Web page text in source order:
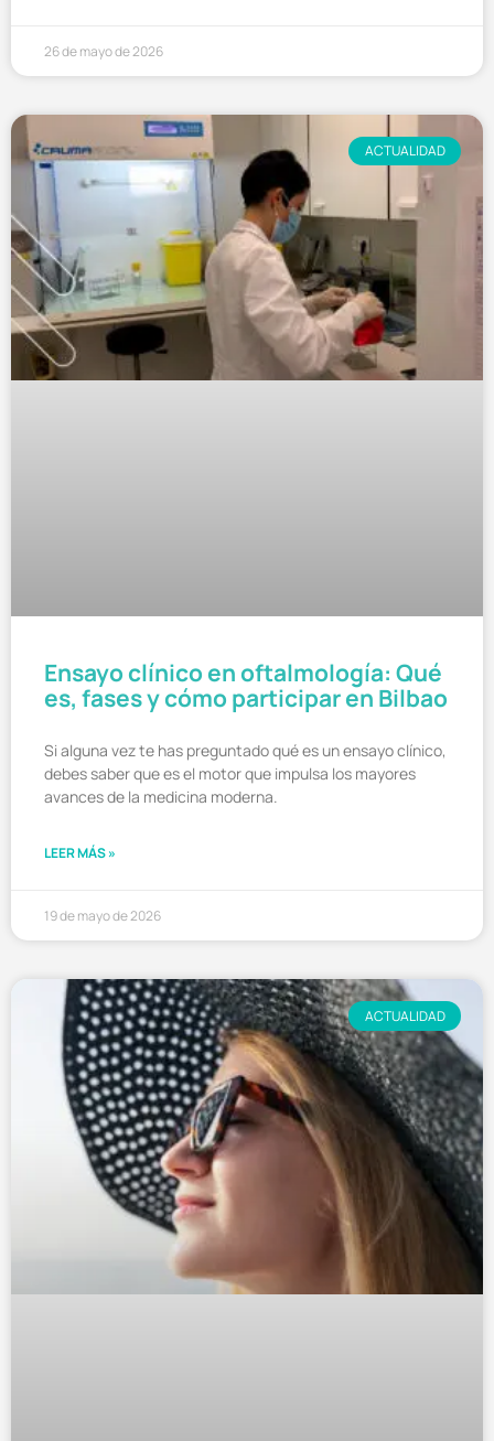
26 de mayo de 2026
ACTUALIDAD
Ensayo clínico en oftalmología: Qué
es, fases y cómo participar en Bilbao
Si alguna vez te has preguntado qué es un ensayo clínico,
debes saber que es el motor que impulsa los mayores
avances de la medicina moderna.
LEER MÁS »
19 de mayo de 2026
ACTUALIDAD